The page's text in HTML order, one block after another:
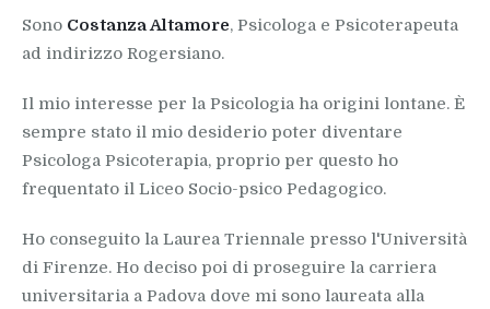
Sono Costanza Altamore, Psicologa e Psicoterapeuta
ad indirizzo Rogersiano.
Il mio interesse per la Psicologia ha origini lontane. È
sempre stato il mio desiderio poter diventare
Psicologa Psicoterapia, proprio per questo ho
frequentato il Liceo Socio-psico Pedagogico.
Ho conseguito la Laurea Triennale presso l'Università
di Firenze. Ho deciso poi di proseguire la carriera
universitaria a Padova dove mi sono laureata alla